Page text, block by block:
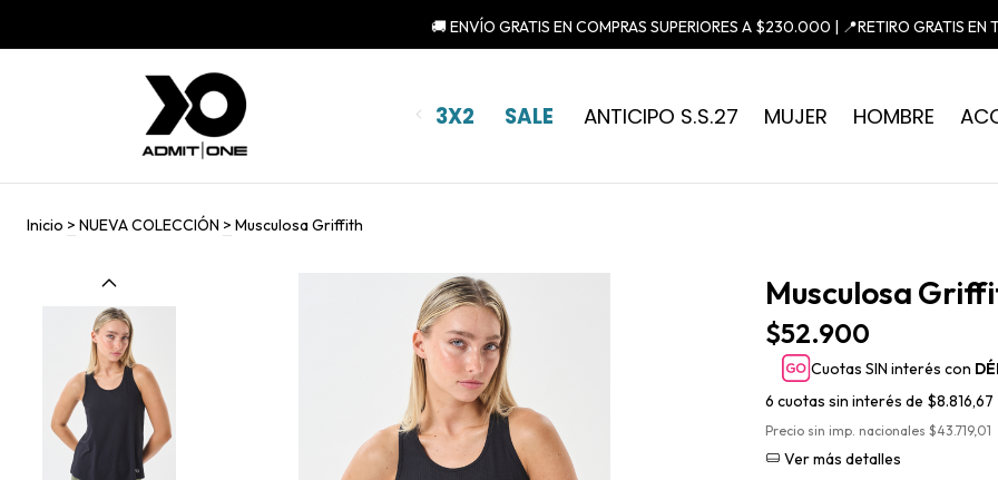
GIFTCARDS ONLINE | PROGRAMA DE PUNTOS
3X2 SALE ANTICIPO S.S.27 MUJER HOMBRE
Inicio > NUEVA COLECCIÓN > Musculosa Griffith
Musculosa
$52.900
Cuotas SIN interés con
6 cuotas sin interés de $8.816,67
Precio sin imp. nacionales $43.719,01
Ver más detalles